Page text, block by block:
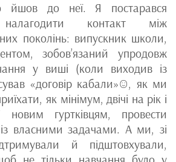
йшов до неї. Я постарався
контакт між
поколінь: випускник школи,
зобов’язаний упродовж
у виші (коли виходив із
«договір кабали»☺, як ми
як мінімум, двічі на рік і
новим гуртківцям, провести
із власними задачами. А ми, зі
й підштовхували,